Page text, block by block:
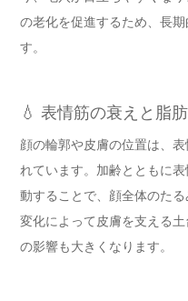
の老化を促進するため、長
す。
💧 表情筋の衰えと脂
顔の輪郭や皮膚の位置は、
れています。加齢とともに
動することで、顔全体のた
変化によって皮膚を支える
の影響も大きくなります。